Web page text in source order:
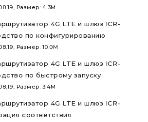
Размер: 4.3M
4G LTE и шлюз ICR-
по конфигурированию
Размер: 10.0M
4G LTE и шлюз ICR-
по быстрому запуску
Размер: 3.4M
4G LTE и шлюз ICR-
соответствия